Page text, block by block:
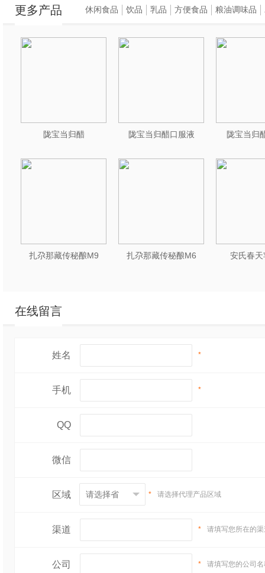
温馨的氛围中共享美
二、关东煮食材批
地方小作坊到大型
的食材批发不仅为
提下，提供多种类
三、关东煮材料的种
关东煮的成功，一
每种食材独特的口
的关东煮材料及其特
鱼丸：
别美味。
豆腐：吸附汤汁，
白，是健康的选择。
大根：
这种根茎类
鲜美感。
更多产品
陇宝当归醋 陇宝当归醋口服液 陇宝当归
扎尕那藏传秘酿M9 扎尕那藏传秘酿M6 安氏春天
休闲食品 饮品 乳品 方便食品 粮油调味品
在线留言
姓名 *
手机 *
QQ
微信
区域 * 请选择代理产品区域
渠道 * 请填写您所在的
公司 * 请填写您的公司